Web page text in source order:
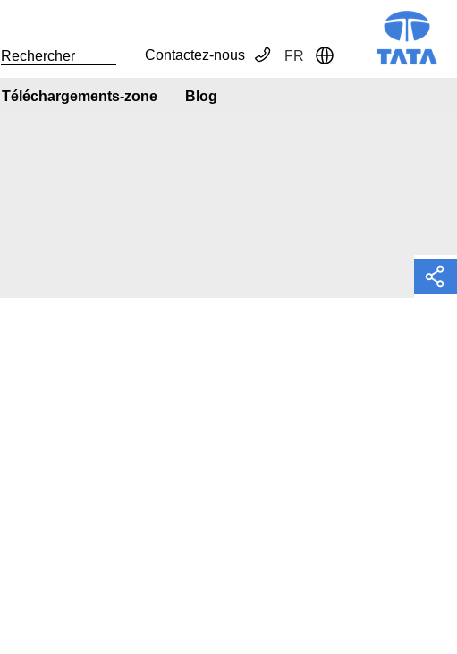
FR Toggle Dropdown
Contactez-nous
Téléchargements-zone Blog